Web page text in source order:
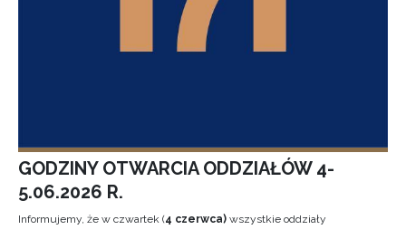
GODZINY OTWARCIA ODDZIAŁÓW 4-
5.06.2026 R.
Informujemy, że w czwartek (4 czerwca) wszystkie oddziały